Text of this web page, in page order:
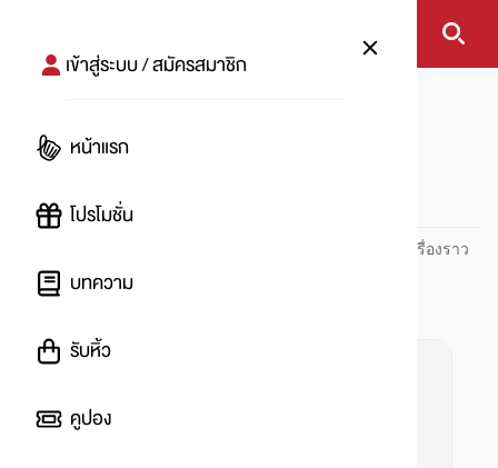
เข้าสู่ระบบ / สมัครสมาชิก
หน้าแรก
โปรโมชั่น
บทความ
รับหิ้ว
คูปอง
#
ปันโปร PUNPRO ที่ 1 ด้านโปรโมชัน อัปเดตและติดตามทุกเรื่องราว
โปรโมชัน